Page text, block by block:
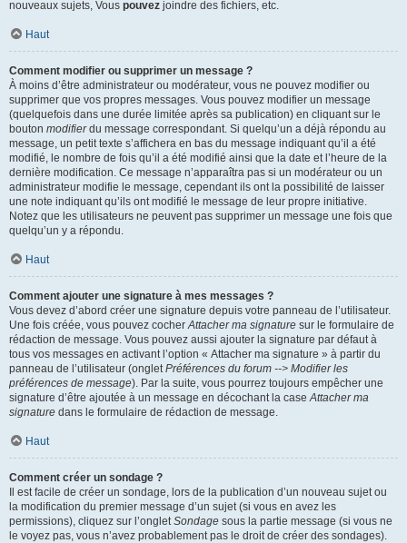
nouveaux sujets, Vous pouvez joindre des fichiers, etc.
Haut
Comment modifier ou supprimer un message ?
À moins d’être administrateur ou modérateur, vous ne pouvez modifier ou
supprimer que vos propres messages. Vous pouvez modifier un message
(quelquefois dans une durée limitée après sa publication) en cliquant sur le
bouton modifierdu message correspondant. Si quelqu’un a déjà répondu au
message, un petit texte s’affichera en bas du message indiquant qu’il a été
modifié, le nombre de fois qu’il a été modifié ainsi que la date et l’heure de la
dernière modification. Ce message n’apparaîtra pas si un modérateur ou un
administrateur modifie le message, cependant ils ont la possibilité de laisser
une note indiquant qu’ils ont modifié le message de leur propre initiative.
Notez que les utilisateurs ne peuvent pas supprimer un message une fois que
quelqu’un y a répondu.
Haut
Comment ajouter une signature à mes messages ?
Vous devez d’abord créer une signature depuis votre panneau de l’utilisateur.
Une fois créée, vous pouvez cocherAttacher ma signature sur le formulaire de
rédaction de message. Vous pouvez aussi ajouter la signature par défaut à
tous vos messages en activant l’option « Attacher ma signature » à partir du
panneau de l’utilisateur (ongletPréférences du forum --> Modifier les
préférences de message). Par la suite, vous pourrez toujours empêcher une
signature d’être ajoutée à un message en décochant la caseAttacher ma
signature dans le formulaire de rédaction de message.
Haut
Comment créer un sondage ?
Il est facile de créer un sondage, lors de la publication d’un nouveau sujet ou
la modification du premier message d’un sujet (si vous en avez les
permissions), cliquez sur l’ongletSondage sous la partie message (si vous ne
le voyez pas, vous n’avez probablement pas le droit de créer des sondages).